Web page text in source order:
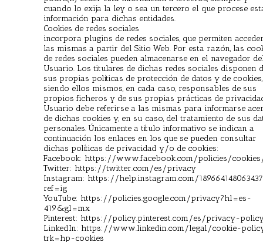
cuando lo exija la ley o sea un tercero el que procese
información para dichas entidades.
Cookies de redes sociales
incorpora plugins de redes sociales, que permiten
las mismas a partir del Sitio Web. Por esta razón, las
de redes sociales pueden almacenarse en el navegador
Usuario. Los titulares de dichas redes sociales disponen
sus propias políticas de protección de datos y de cookies,
siendo ellos mismos, en cada caso, responsables de sus
propios ficheros y de sus propias prácticas de
Usuario debe referirse a las mismas para informarse
de dichas cookies y, en su caso, del tratamiento de sus
personales. Únicamente a título informativo se indican a
continuación los enlaces en los que se pueden consultar
dichas políticas de privacidad y/o de cookies:
Facebook: https://www.facebook.com/policies/
Twitter: https://twitter.com/es/privacy
Instagram: https://help.instagram.com/
ref=ig
YouTube: https://policies.google.com/privacy?hl=es-
419&gl=mx
Pinterest: https://policy.pinterest.com/es/privacy-
LinkedIn: https://www.linkedin.com/legal/cookie-
trk=hp-cookies